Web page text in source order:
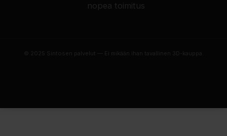
nopea toimitus
© 2025 Sintosen palvelut — Ei mikään ihan tavallinen 3D-kauppa.